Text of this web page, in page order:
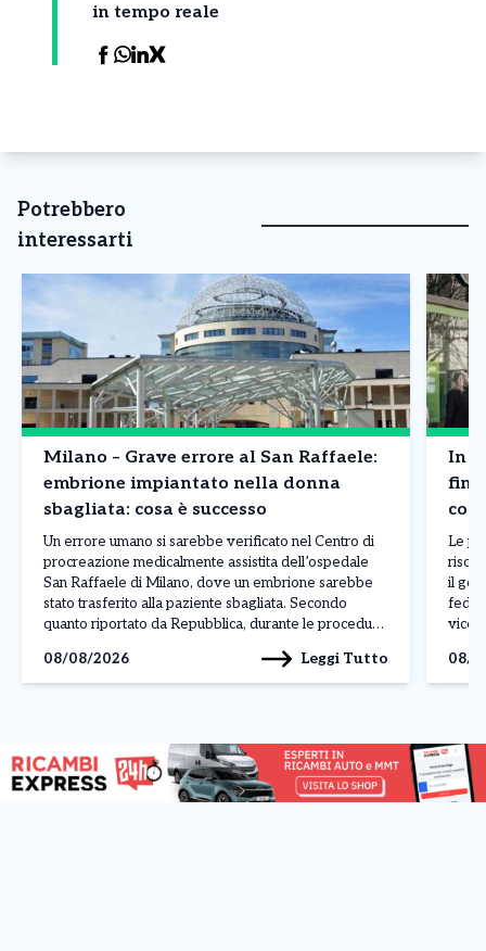
in tempo reale
Potrebbero
interessarti
Milano – Grave errore al San Raffaele:
embrione impiantato nella donna
sbagliata: cosa è successo
Un errore umano si sarebbe verificato nel Centro di
procreazione medicalmente assistita dell’ospedale
San Raffaele di Milano, dove un embrione sarebbe
stato trasferito alla paziente sbagliata. Secondo
quanto riportato da Repubblica, durante le procedure
sarebbe nato da una lettura non corretta dell’ordine
delle pazienti presente nel sistema operativo, […]
08/08/2026 Leggi Tutto
In
Le
il
08/